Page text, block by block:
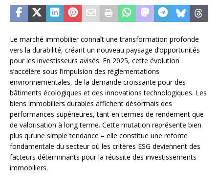
Le marché immobilier connaît une transformation profonde
vers la durabilité, créant un nouveau paysage d’opportunités
pour les investisseurs avisés. En 2025, cette évolution
s’accélère sous l’impulsion des réglementations
environnementales, de la demande croissante pour des
bâtiments écologiques et des innovations technologiques. Les
biens immobiliers durables affichent désormais des
performances supérieures, tant en termes de rendement que
de valorisation à long terme. Cette mutation représente bien
plus qu’une simple tendance – elle constitue une refonte
fondamentale du secteur où les critères ESG deviennent des
facteurs déterminants pour la réussite des investissements
immobiliers.